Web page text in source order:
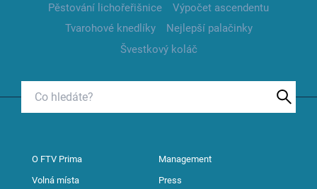
Pěstování lichořeřišnice
Výpočet ascendentu
Tvarohové knedlíky
Nejlepší palačinky
Švestkový koláč
O FTV Prima Management
Volná místa Press